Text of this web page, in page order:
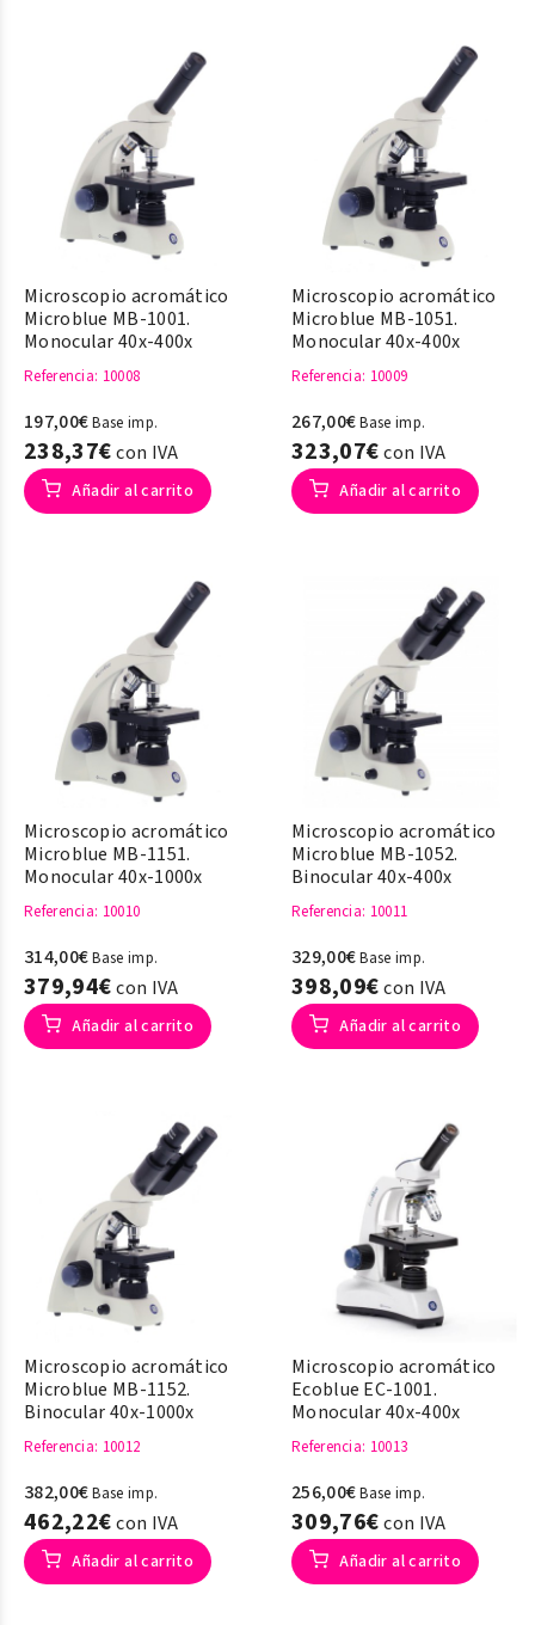
Microscopio acromático
Microblue MB-1001.
Monocular 40x-400x
Referencia: 10008
197,00€Base imp.
238,37€con IVA
Añadir al carrito
Microscopio acromático
Microblue MB-1051.
Monocular 40x-400x
Referencia: 10009
267,00€Base imp.
323,07€con IVA
Añadir al carrito
Microscopio acromático
Microblue MB-1151.
Monocular 40x-1000x
Referencia: 10010
314,00€Base imp.
379,94€con IVA
Añadir al carrito
Microscopio acromático
Microblue MB-1052.
Binocular 40x-400x
Referencia: 10011
329,00€Base imp.
398,09€con IVA
Añadir al carrito
Microscopio acromático
Microblue MB-1152.
Binocular 40x-1000x
Referencia: 10012
382,00€Base imp.
462,22€con IVA
Añadir al carrito
Microscopio acromático
Ecoblue EC-1001.
Monocular 40x-400x
Referencia: 10013
256,00€Base imp.
309,76€con IVA
Añadir al carrito